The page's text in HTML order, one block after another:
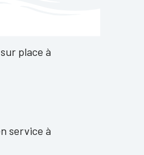
place à
service à